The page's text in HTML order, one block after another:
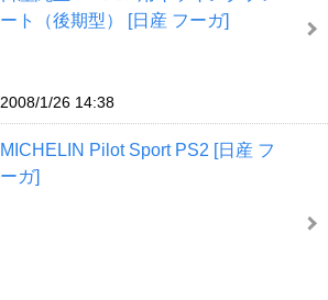
ート（後期型） [日産 フーガ]
2008/1/26 14:38
MICHELIN Pilot Sport PS2 [日産 フ
ーガ]